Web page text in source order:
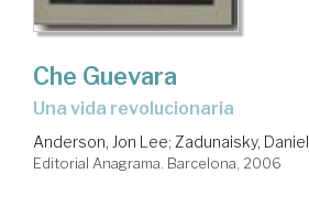
Che Guevara
una vida revolucionaria
Anderson, Jon Lee; Zadunaisky, Daniel
Editorial Anagrama. Barcelona, 2006